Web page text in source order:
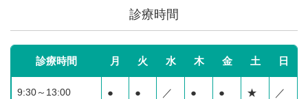
診療時間
診療時間 月 火 水 木 金 土 日
9:30～13:00 ● ● ／ ● ● ★ ／